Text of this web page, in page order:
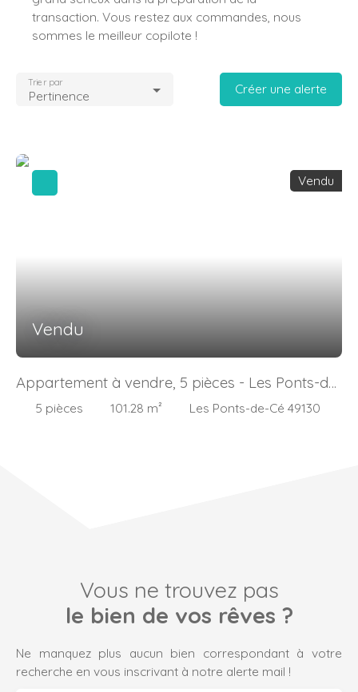
transaction. Vous restez aux commandes, nous
sommes le meilleur copilote !
Pertinence
Trier par Créer une alerte
Vendu
Vendu
Appartement à vendre, 5 pièces - Les Ponts-de-
Cé 49130
5 pièces 101.28 m² Les Ponts-de-Cé 49130
Vous ne trouvez pas
le bien de vos rêves ?
Ne manquez plus aucun bien correspondant à votre
recherche en vous inscrivant à notre alerte mail !